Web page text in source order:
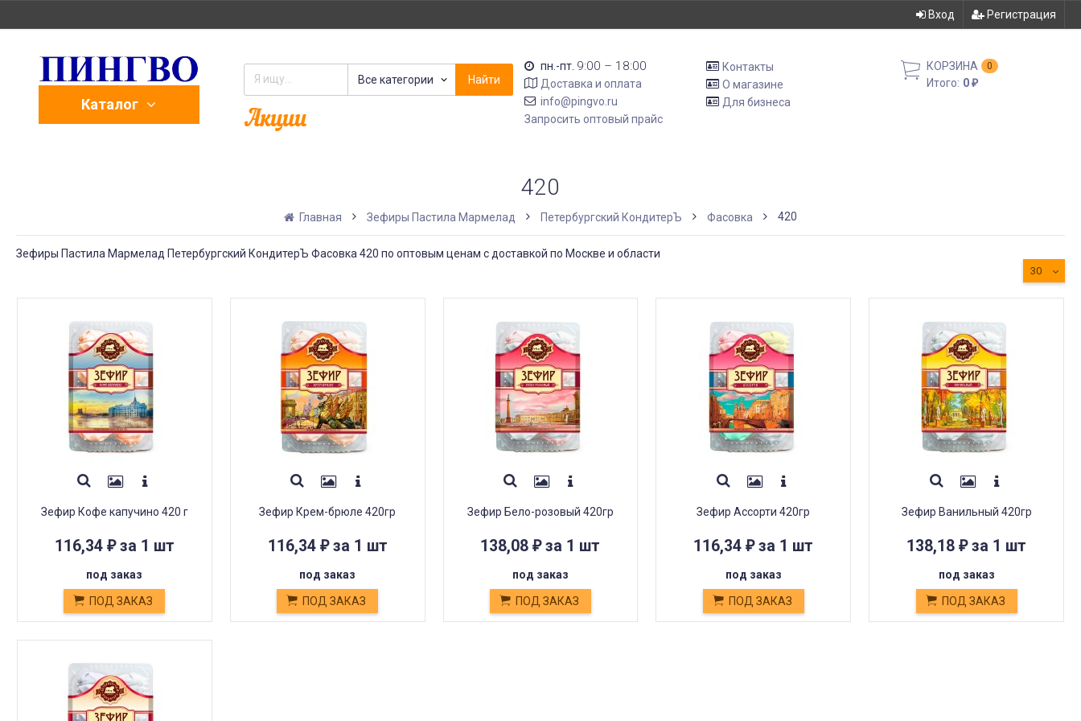
Вход Регистрация
Каталог
Все категории Найти
пн.-пт. 9:00 – 18:00
Доставка и оплата
info@pingvo.ru
Запросить оптовый прайс
Контакты
О магазине
Для бизнеса
КОРЗИНА 0
Итого: 0₽
420
Главная Зефиры Пастила Мармелад Петербургский КондитерЪ Фасовка 420
Зефиры Пастила Мармелад Петербургский КондитерЪ Фасовка 420 по оптовым ценам с доставкой по Москве и области
30
Зефир Кофе капучино 420 г
116,34 ₽за 1 шт
под заказ
ПОД ЗАКАЗ
Зефир Крем-брюле 420гр
116,34 ₽за 1 шт
под заказ
ПОД ЗАКАЗ
Зефир Бело-розовый 420гр
138,08₽за 1 шт
под заказ
ПОД ЗАКАЗ
Зефир Ассорти 420гр
116,34₽за 1 шт
под заказ
ПОД ЗАКАЗ
Зефир Ванильный 420гр
138,18₽за 1 шт
под заказ
ПОД ЗАКАЗ